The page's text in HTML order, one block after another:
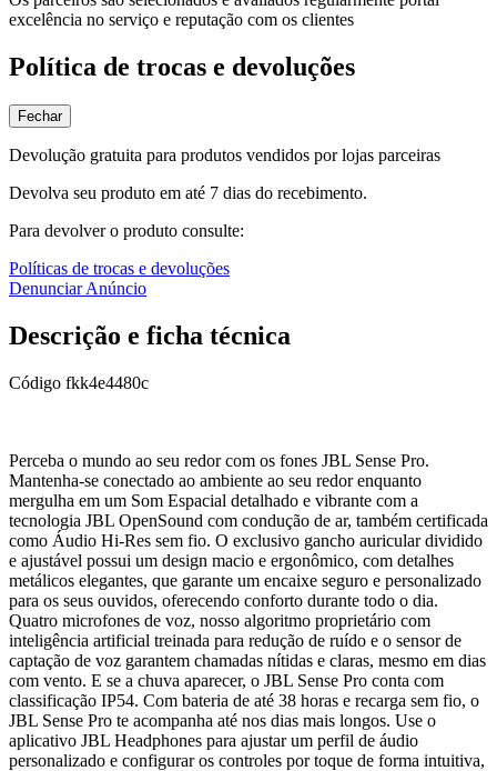
excelência no serviço e reputação com os clientes
Política de trocas e devoluções
Fechar
Devolução gratuita para produtos vendidos por lojas parceiras
Devolva seu produto em até 7 dias do recebimento.
Para devolver o produto consulte:
Políticas de trocas e devoluções
Denunciar Anúncio
Descrição e ficha técnica
Código fkk4e4480c
Perceba o mundo ao seu redor com os fones JBL Sense Pro.
Mantenha-se conectado ao ambiente ao seu redor enquanto
mergulha em um Som Espacial detalhado e vibrante com a
tecnologia JBL OpenSound com condução de ar, também certificada
como Áudio Hi-Res sem fio. O exclusivo gancho auricular dividido
e ajustável possui um design macio e ergonômico, com detalhes
metálicos elegantes, que garante um encaixe seguro e personalizado
para os seus ouvidos, oferecendo conforto durante todo o dia.
Quatro microfones de voz, nosso algoritmo proprietário com
inteligência artificial treinada para redução de ruído e o sensor de
captação de voz garantem chamadas nítidas e claras, mesmo em dias
com vento. E se a chuva aparecer, o JBL Sense Pro conta com
classificação IP54. Com bateria de até 38 horas e recarga sem fio, o
JBL Sense Pro te acompanha até nos dias mais longos. Use o
aplicativo JBL Headphones para ajustar um perfil de áudio
personalizado e configurar os controles por toque de forma intuitiva,